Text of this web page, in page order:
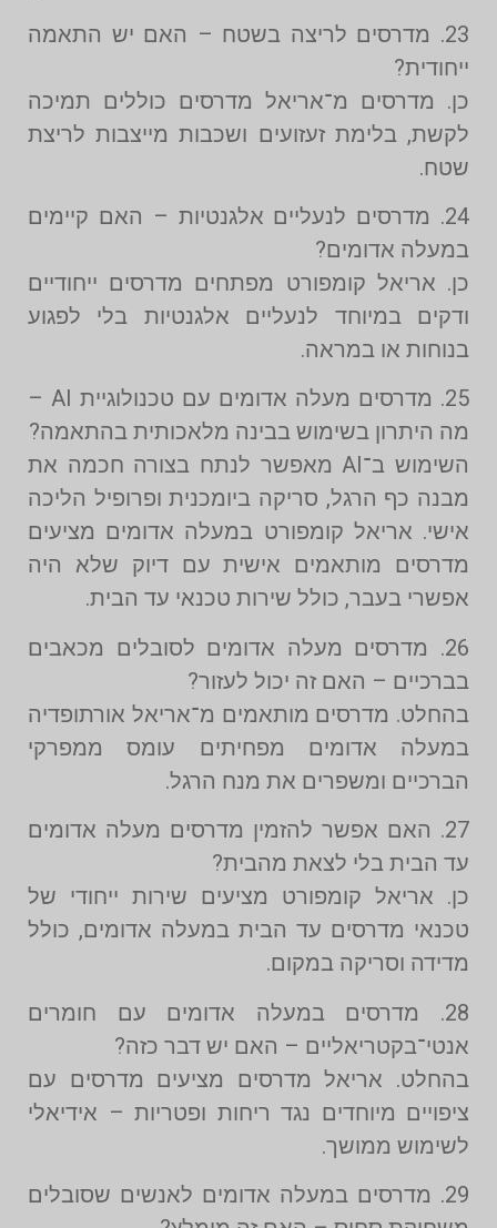
23. מדרסים לריצה בשטח – האם יש התאמה
ייחודית?
כן. מדרסים מ־אריאל מדרסים כוללים תמיכה
לקשת, בלימת זעזועים ושכבות מייצבות לריצת
שטח.
24. מדרסים לנעליים אלגנטיות – האם קיימים
במעלה אדומים?
כן. אריאל קומפורט מפתחים מדרסים ייחודיים
ודקים במיוחד לנעליים אלגנטיות בלי לפגוע
בנוחות או במראה.
25. מדרסים מעלה אדומים עם טכנולוגיית AI –
מה היתרון בשימוש בבינה מלאכותית בהתאמה?
השימוש ב־AI מאפשר לנתח בצורה חכמה את
מבנה כף הרגל, סריקה ביומכנית ופרופיל הליכה
אישי. אריאל קומפורט במעלה אדומים מציעים
מדרסים מותאמים אישית עם דיוק שלא היה
אפשרי בעבר, כולל שירות טכנאי עד הבית.
26. מדרסים מעלה אדומים לסובלים מכאבים
בברכיים – האם זה יכול לעזור?
בהחלט. מדרסים מותאמים מ־אריאל אורתופדיה
במעלה אדומים מפחיתים עומס ממפרקי
הברכיים ומשפרים את מנח הרגל.
27. האם אפשר להזמין מדרסים מעלה אדומים
עד הבית בלי לצאת מהבית?
כן. אריאל קומפורט מציעים שירות ייחודי של
טכנאי מדרסים עד הבית במעלה אדומים, כולל
מדידה וסריקה במקום.
28. מדרסים במעלה אדומים עם חומרים
אנטי־בקטריאליים – האם יש דבר כזה?
בהחלט. אריאל מדרסים מציעים מדרסים עם
ציפויים מיוחדים נגד ריחות ופטריות – אידיאלי
לשימוש ממושך.
29. מדרסים במעלה אדומים לאנשים שסובלים